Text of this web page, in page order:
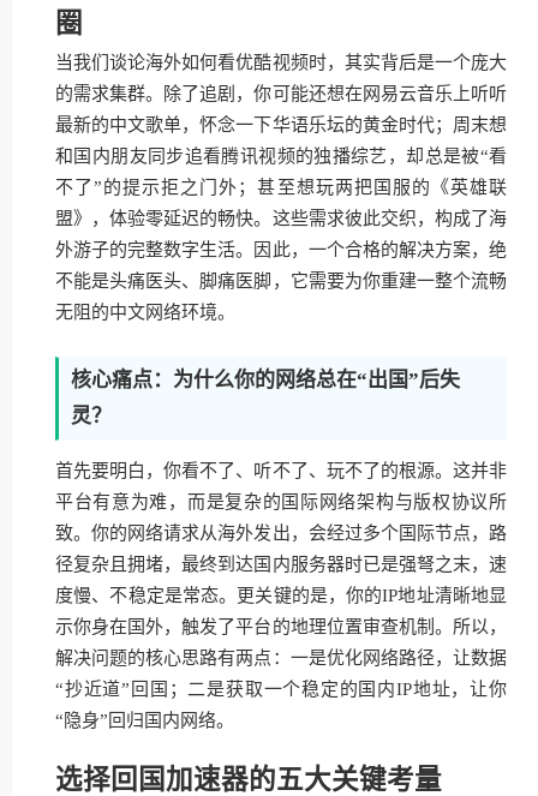
圈
当我们谈论海外如何看优酷视频时，其实背后是一个庞大
的需求集群。除了追剧，你可能还想在网易云音乐上听听
最新的中文歌单，怀念一下华语乐坛的黄金时代；周末想
和国内朋友同步追看腾讯视频的独播综艺，却总是被“看
不了”的提示拒之门外；甚至想玩两把国服的《英雄联
盟》，体验零延迟的畅快。这些需求彼此交织，构成了海
外游子的完整数字生活。因此，一个合格的解决方案，绝
不能是头痛医头、脚痛医脚，它需要为你重建一整个流畅
无阻的中文网络环境。
核心痛点：为什么你的网络总在“出国”后失
灵？
首先要明白，你看不了、听不了、玩不了的根源。这并非
平台有意为难，而是复杂的国际网络架构与版权协议所
致。你的网络请求从海外发出，会经过多个国际节点，路
径复杂且拥堵，最终到达国内服务器时已是强弩之末，速
度慢、不稳定是常态。更关键的是，你的IP地址清晰地显
示你身在国外，触发了平台的地理位置审查机制。所以，
解决问题的核心思路有两点：一是优化网络路径，让数据
“抄近道”回国；二是获取一个稳定的国内IP地址，让你
“隐身”回归国内网络。
选择回国加速器的五大关键考量